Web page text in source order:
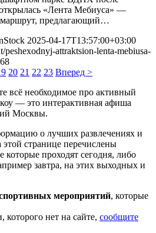
«Лента Мебиуса» ―
предлагающий…
2025-04-17T13:57:00+03:00
peshexodnyj-attraktsion-lenta-mebiusa-
20 21 22 23 Вперед >
всё необходимое про активный
— это интерактивная афиша
Москвы.
о лучших развлечениях и
странице перечислены
проходят сегодня, либо
завтра, на этих выходных и
мероприятий, которые
нет на сайте, сообщите